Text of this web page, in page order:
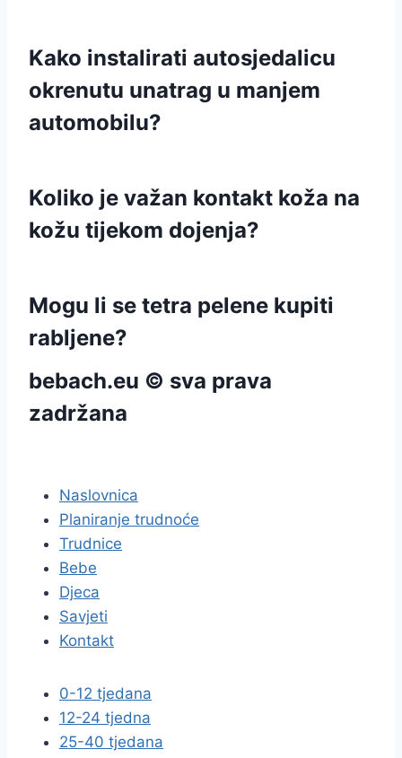
Kako instalirati autosjedalicu
okrenutu unatrag u manjem
automobilu?
Koliko je važan kontakt koža na
kožu tijekom dojenja?
Mogu li se tetra pelene kupiti
rabljene?
bebach.eu © sva prava
zadržana
Naslovnica
Planiranje trudnoće
Trudnice
Bebe
Djeca
Savjeti
Kontakt
0-12 tjedana
12-24 tjedna
25-40 tjedana